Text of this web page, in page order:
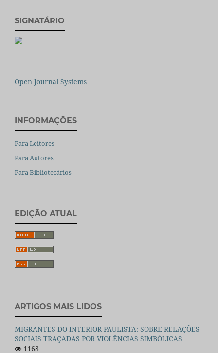
SIGNATÁRIO
Open Journal Systems
INFORMAÇÕES
Para Leitores
Para Autores
Para Bibliotecários
EDIÇÃO ATUAL
ARTIGOS MAIS LIDOS
MIGRANTES DO INTERIOR PAULISTA: SOBRE RELAÇÕES
SOCIAIS TRAÇADAS POR VIOLÊNCIAS SIMBÓLICAS
1168